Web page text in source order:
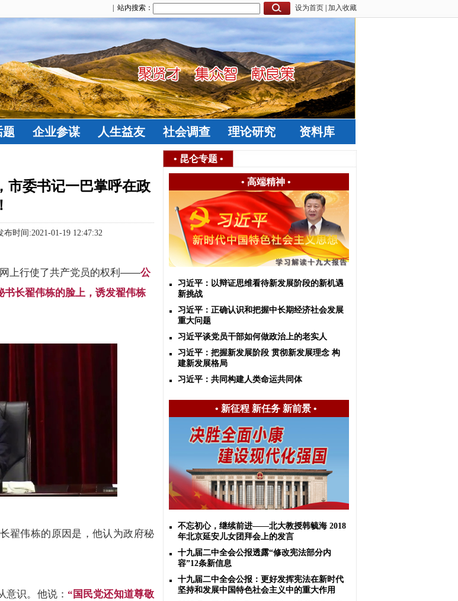
设为首页 加入收藏
| 站内搜索：
题 企业参谋 人生益友 社会调查 理论研究 资料库
市委书记一巴掌呼在政
时间:2021-01-19 12:47:32
上行使了共产党员的权利 ——公
长翟伟栋的脸上，诱发翟伟栋
翟伟栋的原因是，他认为政府秘
意识。他说： “ 国民党还知道尊敬
• 昆仑专题 •
• 高端精神•
习近平：以辩证思维看待新发展阶段的新机遇
新挑战
习近平：正确认识和把握中长期经济社会发展
重大问题
习近平谈党员干部如何做政治上的老实人
习近平：把握新发展阶段 贯彻新发展理念 构
建新发展格局
习近平：共同构建人类命运共同体
• 新征程 新任务 新前景•
不忘初心，继续前进——北大教授韩毓海 2018
年北京延安儿女团拜会上的发言
十九届二中全会公报透露“修改宪法部分内
容”12条新信息
十九届二中全会公报：更好发挥宪法在新时代
坚持和发展中国特色社会主义中的重大作用